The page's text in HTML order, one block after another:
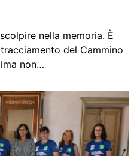
nella memoria. È
del Cammino
non…